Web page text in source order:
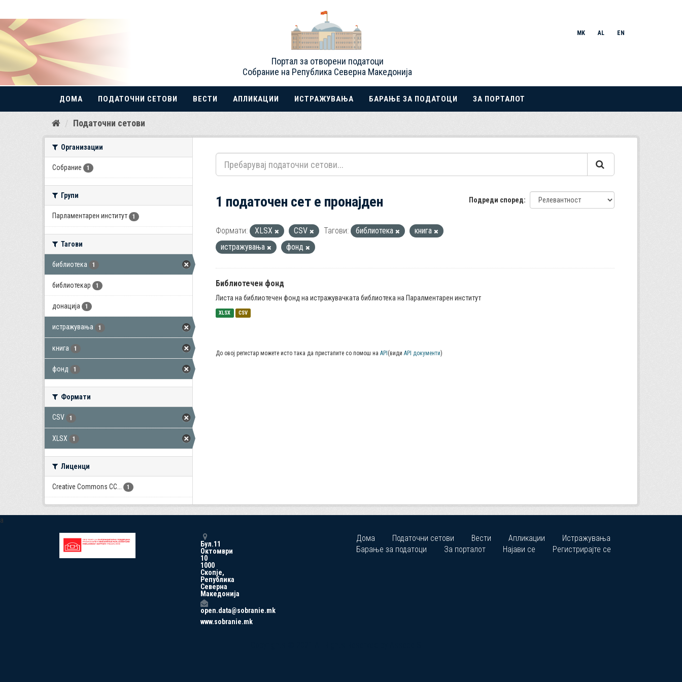
Прескокнете
Портал за отворени податоци
Собрание на Република Северна Македонија
MK AL EN
ДОМА ПОДАТОЧНИ СЕТОВИ ВЕСТИ АПЛИКАЦИИ ИСТРАЖУВАЊА БАРАЊЕ ЗА ПОДАТОЦИ ЗА ПОРТАЛОТ
Податочни сетови
Организации
Собрание 1
Групи
Парламентарен институт 1
Тагови
библиотека 1
библиотекар 1
донација 1
истражувања 1
книга 1
фонд 1
Формати
CSV 1
XLSX 1
Лиценци
Creative Commons CC... 1
Подреди според
1 податочен сет е пронајден
Формати: XLSX CSV Тагови: библиотека
книга
истражувања
фонд
Библиотечен фонд
Листа на библиотечен фонд на истражувачката библиотека на Паралментарен институт
XLSX CSV
До овој регистар можете исто така да пристапите со помош на API (види API документи)
a
Бул.11
Октомври
10
1000
Скопје,
Република
Северна
Македонија
open.data@sobranie.mk
www.sobranie.mk
Дома Податочни сетови Вести Апликации
Истражувања
Барање за податоци
За порталот Најави се Регистрирајте се